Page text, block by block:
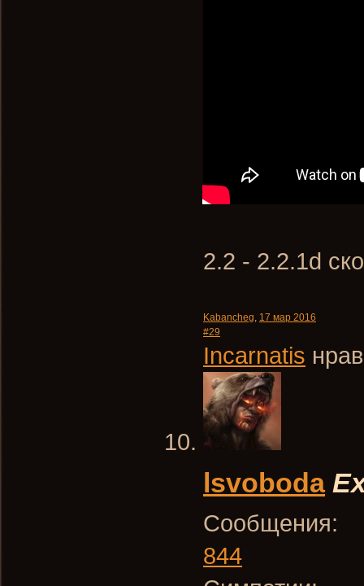
2.2 - 2.2.1d
Kabancheg, 17 мар 2016
#29
Incarnatis
lsvoboda
Сообщения:
844